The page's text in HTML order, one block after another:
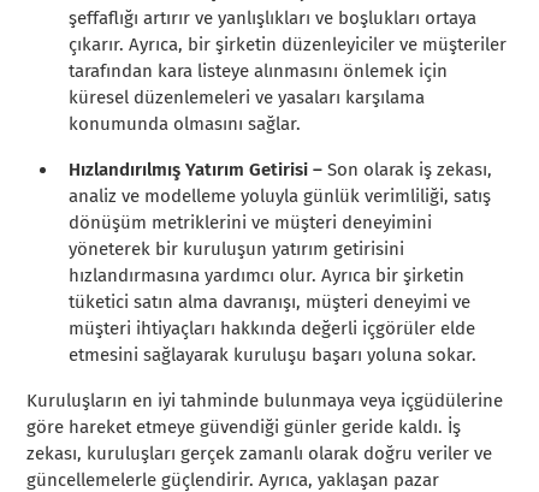
şeffaflığı artırır ve yanlışlıkları ve boşlukları ortaya
çıkarır. Ayrıca, bir şirketin düzenleyiciler ve müşteriler
tarafından kara listeye alınmasını önlemek için
küresel düzenlemeleri ve yasaları karşılama
konumunda olmasını sağlar.
Hızlandırılmış Yatırım Getirisi –Son olarak iş zekası,
analiz ve modelleme yoluyla günlük verimliliği, satış
dönüşüm metriklerini ve müşteri deneyimini
yöneterek bir kuruluşun yatırım getirisini
hızlandırmasına yardımcı olur. Ayrıca bir şirketin
tüketici satın alma davranışı, müşteri deneyimi ve
müşteri ihtiyaçları hakkında değerli içgörüler elde
etmesini sağlayarak kuruluşu başarı yoluna sokar.
Kuruluşların en iyi tahminde bulunmaya veya içgüdülerine
göre hareket etmeye güvendiği günler geride kaldı. İş
zekası, kuruluşları gerçek zamanlı olarak doğru veriler ve
güncellemelerle güçlendirir. Ayrıca, yaklaşan pazar